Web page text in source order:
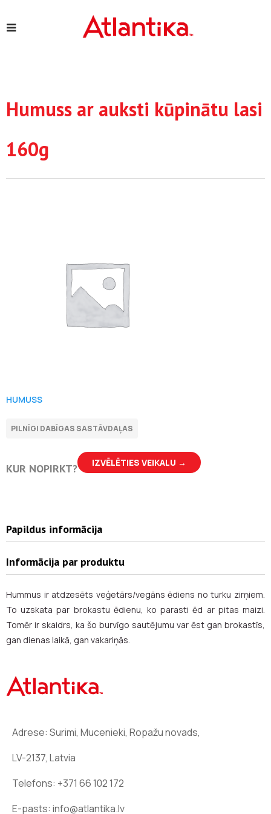
Humuss ar auksti kūpinātu lasi
160g
HUMUSS
KUR NOPIRKT? IZVĒLĒTIES VEIKALU →
Papildus informācija
Informācija par produktu
Hummus ir atdzesēts veģetārs/vegāns ēdiens no turku zirņiem.
To uzskata par brokastu ēdienu, ko parasti ēd ar pitas maizi.
Tomēr ir skaidrs, ka šo burvīgo sautējumu var ēst gan brokastīs,
gan dienas laikā, gan vakariņās.
Adrese: Surimi, Mucenieki, Ropažu novads,
LV-2137, Latvia
Telefons: +371 66 102 172
E-pasts: info@atlantika.lv